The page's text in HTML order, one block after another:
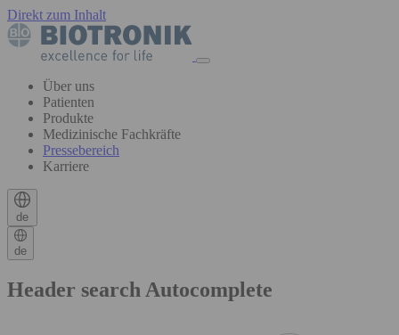
Direkt zum Inhalt
Über uns
Patienten
Produkte
Medizinische Fachkräfte
Pressebereich
Karriere
de
de
Header search Autocomplete